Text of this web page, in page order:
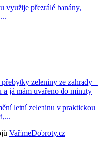
využije přezrálé banány,
zeleniny ze zahrady –
já mám uvařeno do minuty
letní zeleninu v praktickou
VařímeDobroty.cz